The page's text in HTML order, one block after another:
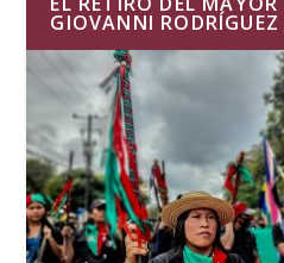
GIOVANNI RODRÍGUEZ